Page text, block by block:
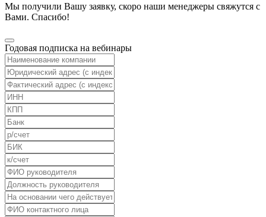
Мы получили Вашу заявку, скоро наши менеджеры свяжутся с
Вами. Спасибо!
Годовая подписка на вебинары